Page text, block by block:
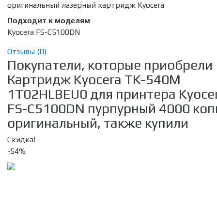
оригинальный лазерный картридж Kyocera
Подходит к моделям
Kyocera FS-C5100DN
Отзывы (0)
Покупатели, которые приобрели
Картридж Kyocera TK-540M
1T02HLBEU0 для принтера
FS-C5100DN пурпурный 4000
оригинальный, также купили
Скидка!
-54%